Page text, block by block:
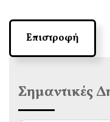
Επιστροφή
Σημαντικές